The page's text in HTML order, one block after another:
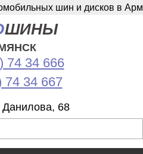
шин и дисков в
ШИНЫ
74 34 666
74 34 667
68